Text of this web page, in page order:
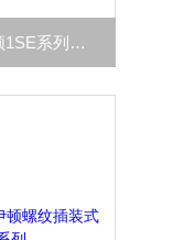
1SE90F20S4EATON伊顿1SE系列负载控制平衡阀现货